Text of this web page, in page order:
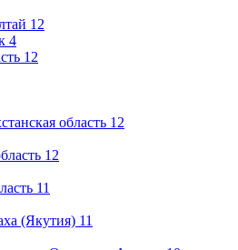
12
4
12
область 12
12
11
(Якутия) 11